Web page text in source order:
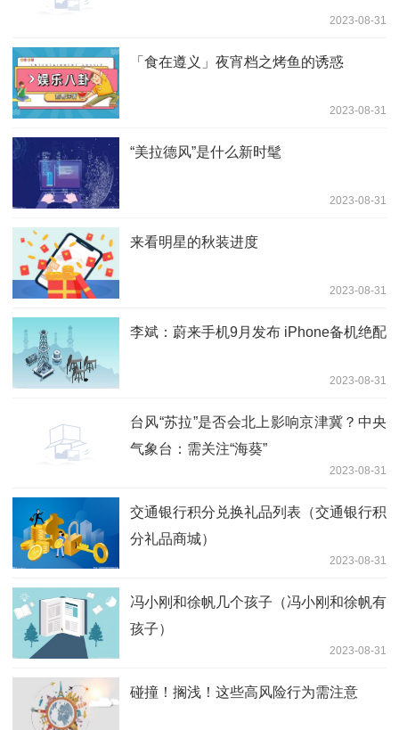
2023-08-31
「食在遵义」夜宵档之烤鱼的诱惑
2023-08-31
“美拉德风”是什么新时髦
2023-08-31
来看明星的秋装进度
2023-08-31
李斌：蔚来手机9月发布 iPhone备机绝配
2023-08-31
台风“苏拉”是否会北上影响京津冀？中央
气象台：需关注“海葵”
2023-08-31
交通银行积分兑换礼品列表（交通银行积
分礼品商城）
2023-08-31
冯小刚和徐帆几个孩子（冯小刚和徐帆有
孩子）
2023-08-31
碰撞！搁浅！这些高风险行为需注意